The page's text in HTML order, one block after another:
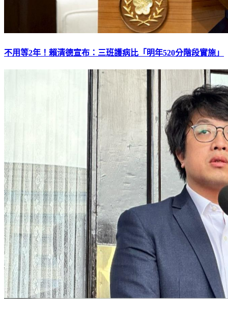
不用等2年！賴清德宣布：三班護病比「明年520分階段實施」